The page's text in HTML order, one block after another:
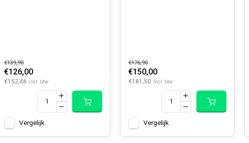
€139,90
€126,00
€152,46 Incl. btw
Vergelijk
€176,90
€150,00
€181,50 Incl. btw
Vergelijk